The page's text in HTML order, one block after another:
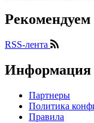
Рекомендуем
RSS-лента
Информация
Партнеры
Политика
Правила